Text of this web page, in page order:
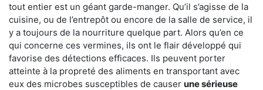
tout entier est un géant garde-manger. Qu’il s’agisse de la
cuisine, ou de l’entrepôt ou encore de la salle de service, il
y a toujours de la nourriture quelque part. Alors qu’en ce
qui concerne ces vermines, ils ont le flair développé qui
favorise des détections efficaces. Ils peuvent porter
atteinte à la propreté des aliments en transportant avec
eux des microbes susceptibles de causer une sérieuse